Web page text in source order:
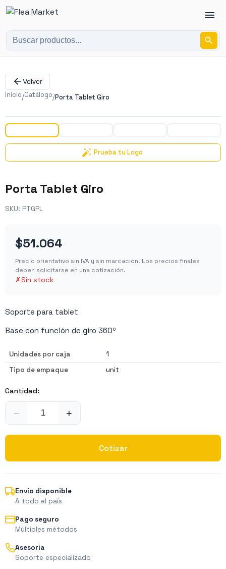
Volver
Inicio/Catálogo/Porta Tablet Giro
‹ ›
Prueba tu Logo
Porta Tablet Giro
SKU: PTGPL
$51.064
Precio orientativo sin IVA y sin marcación. Los precios finales
deben solicitarse en una cotización.
✗Sin stock
Soporte para tablet
Base con función de giro 360º
Unidades por caja
1
Tipo de empaque
unit
Cantidad:
− +
Cotizar
Envío disponible
A todo el país
Pago seguro
Múltiples métodos
Asesoría
Soporte especializado